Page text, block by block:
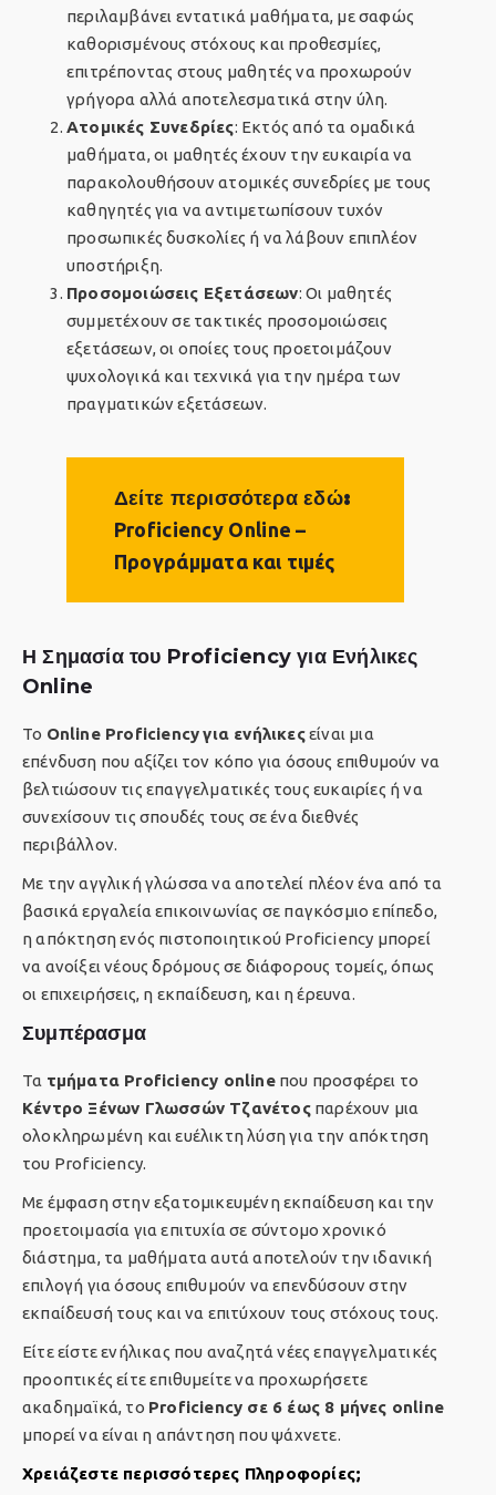
περιλαμβάνει εντατικά μαθήματα, με σαφώς
καθορισμένους στόχους και προθεσμίες,
επιτρέποντας στους μαθητές να προχωρούν
γρήγορα αλλά αποτελεσματικά στην ύλη.
Ατομικές Συνεδρίες: Εκτός από τα ομαδικά
μαθήματα, οι μαθητές έχουν την ευκαιρία να
παρακολουθήσουν ατομικές συνεδρίες με τους
καθηγητές για να αντιμετωπίσουν τυχόν
προσωπικές δυσκολίες ή να λάβουν επιπλέον
υποστήριξη.
Προσομοιώσεις Εξετάσεων: Οι μαθητές
συμμετέχουν σε τακτικές προσομοιώσεις
εξετάσεων, οι οποίες τους προετοιμάζουν
ψυχολογικά και τεχνικά για την ημέρα των
πραγματικών εξετάσεων.
Δείτε περισσότερα εδώ:
Proficiency Online –
Προγράμματα και τιμές
Η Σημασία του Proficiency για Ενήλικες
Online
Το Online Proficiency για ενήλικεςείναι μια
επένδυση που αξίζει τον κόπο για όσους επιθυμούν να
βελτιώσουν τις επαγγελματικές τους ευκαιρίες ή να
συνεχίσουν τις σπουδές τους σε ένα διεθνές
περιβάλλον.
Με την αγγλική γλώσσα να αποτελεί πλέον ένα από τα
βασικά εργαλεία επικοινωνίας σε παγκόσμιο επίπεδο,
η απόκτηση ενός πιστοποιητικού Proficiency μπορεί
να ανοίξει νέους δρόμους σε διάφορους τομείς, όπως
οι επιχειρήσεις, η εκπαίδευση, και η έρευνα.
Συμπέρασμα
Τα τμήματα Proficiency onlineπου προσφέρει το
Κέντρο Ξένων Γλωσσών Τζανέτοςπαρέχουν μια
ολοκληρωμένη και ευέλικτη λύση για την απόκτηση
του Proficiency.
Με έμφαση στην εξατομικευμένη εκπαίδευση και την
προετοιμασία για επιτυχία σε σύντομο χρονικό
διάστημα, τα μαθήματα αυτά αποτελούν την ιδανική
επιλογή για όσους επιθυμούν να επενδύσουν στην
εκπαίδευσή τους και να επιτύχουν τους στόχους τους.
Είτε είστε ενήλικας που αναζητά νέες επαγγελματικές
προοπτικές είτε επιθυμείτε να προχωρήσετε
ακαδημαϊκά, το Proficiency σε 6 έως 8 μήνες online
μπορεί να είναι η απάντηση που ψάχνετε.
Χρειάζεστε περισσότερες Πληροφορίες;